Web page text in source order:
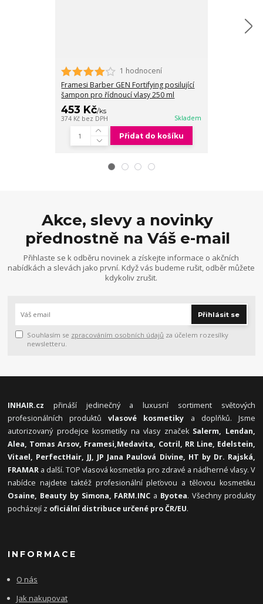
1 hodnocení
Framesi Barber GEN Fortifying posilující
šampon pro řídnoucí vlasy 250 ml
453 Kč/ks
374 Kč bez DPH Skladem
Přidat do košíku
Akce, slevy a novinky
přednostně na Váš e-mail
Přihlaste se k odběru novinek a získejte informace o akčních
nabídkách a slevách jako první. Když vás budeme rušit, odběr můžete
kdykoliv zrušit.
Přihlásit se
Souhlasím se zpracováním osobních údajů za účelem rozesílky
newsletteru.
INHAIR.cz přináší jedinečný a luxusní sortiment světových
profesionálních produktůvlasové kosmetiky a doplňků. Jsme
autorizovaný prodejce kosmetiky na vlasy značek Salerm, Lendan,
Alea, Tomas Arsov, Framesi,Medavita, Cotril, RR Line, Edelstein,
Vitael, PerfectHair, JJ, JP Jana Paulová Divine, HT by Dr. Rajská,
FRAMAR a další. TOP vlasová kosmetika pro zdravé a nádherné vlasy. V
nabídce najdete taktéž profesionální pleťovou a tělovou kosmetiku
Osaine, Beauty by Simona, FARM.INC a Byotea. Všechny produkty
pocházejí z oficiální distribuce určené pro ČR/EU.
INFORMACE
O nás
Jak nakupovat